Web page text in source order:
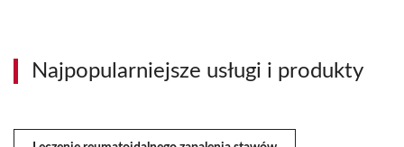
Najpopularniejsze usługi i produkty